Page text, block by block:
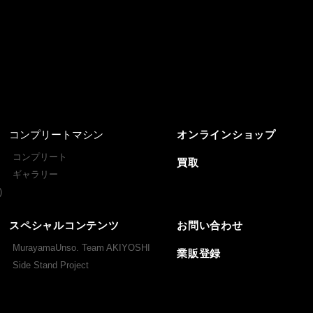
コンプリートマシン
コンプリート
ギャラリー
オンラインショップ
買取
スペシャルコンテンツ
MurayamaUnso. Team AKIYOSHI
Side Stand Project
お問い合わせ
業販登録